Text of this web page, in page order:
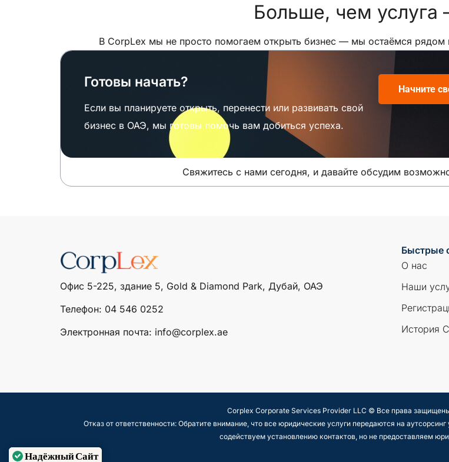
Больше, чем услуга
В CorpLex мы не просто помогаем открыть бизнес — мы остаёмся рядом
Готовы начать?
Если вы планируете открыть, перенести или развивать свой
бизнес в ОАЭ, мы готовы помочь вам добиться успеха.
Начните
Свяжитесь с нами сегодня, и давайте обсудим
Офис 5-225, здание 5, Gold & Diamond Park, Дубай, ОАЭ
Телефон: ‎04 546 0252
Электронная почта: info@corplex.ae
Быстрые
О нас
Наши
История
Corplex Corporate Services Provider LLC © Все права
Отказ от ответственности: Обратите внимание, что все юридические услуги передаются на
содействуем установлению контактов, но не предоставляем
Надёжный Сайт